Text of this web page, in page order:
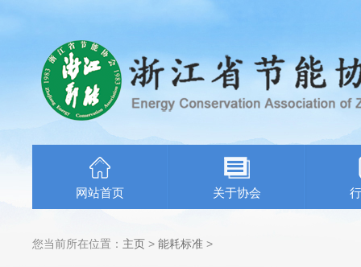
网站首页 关于协会
您当前所在位置： 主页 > 能耗标准 >